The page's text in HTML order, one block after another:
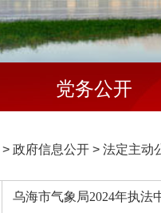
党务公开
> 政府信息公开 > 法定主动
乌海市气象局2024年执法